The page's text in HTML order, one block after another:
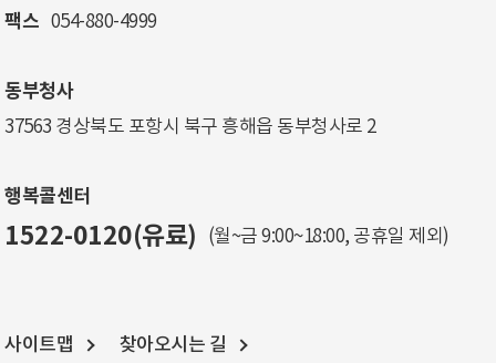
팩스 054-880-4999
동부청사
37563 경상북도 포항시 북구 흥해읍 동부청사로 2
행복콜센터
1522-0120(유료) (월~금 9:00~18:00, 공휴일 제외)
사이트맵 찾아오시는 길